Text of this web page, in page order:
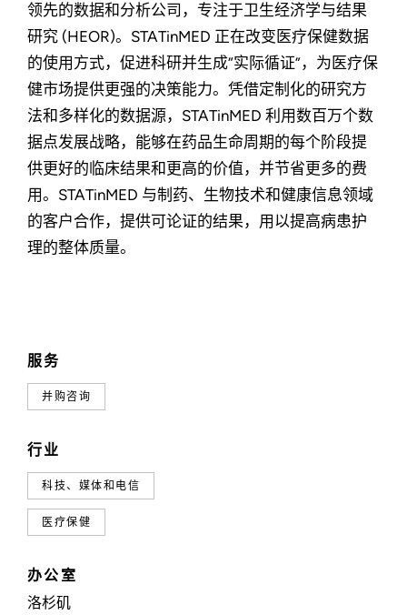
服务
并购咨询
行业
科技、媒体和电信
医疗保健
办公室
洛杉矶
领先的数据和分析公司，专注于卫生经济学与结果
研究 (HEOR)。STATinMED 正在改变医疗保健数据
的使用方式，促进科研并生成“实际循证”，为医疗保
健市场提供更强的决策能力。凭借定制化的研究方
法和多样化的数据源，STATinMED 利用数百万个数
据点发展战略，能够在药品生命周期的每个阶段提
供更好的临床结果和更高的价值，并节省更多的费
用。STATinMED 与制药、生物技术和健康信息领域
的客户合作，提供可论证的结果，用以提高病患护
理的整体质量。